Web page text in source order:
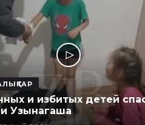
и избитых детей
Узынагаша